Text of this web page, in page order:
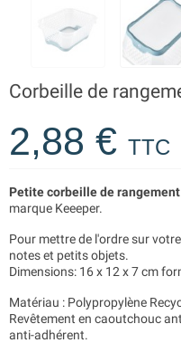
Corbeille de
2,88 € TTC
Petite corbeille de
marque Keeeper.
Pour mettre de l'ordre sur
notes et petits objets.
Dimensions: 16 x 12 x 7 cm
Matériau : Polypropylène
Revêtement en caoutchouc
anti-adhérent.